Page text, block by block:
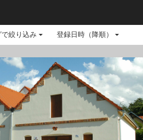
で絞り込み 登録日時（降順）